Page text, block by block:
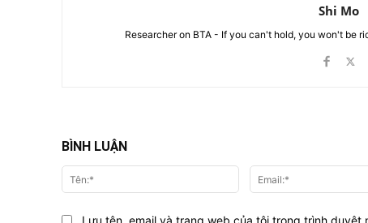
Shi Mo
Researcher on BTA - If you can't hold, you won't be
BÌNH LUẬN
Tên:*
Lưu tên, email và trang web của tôi trong trình duyệt